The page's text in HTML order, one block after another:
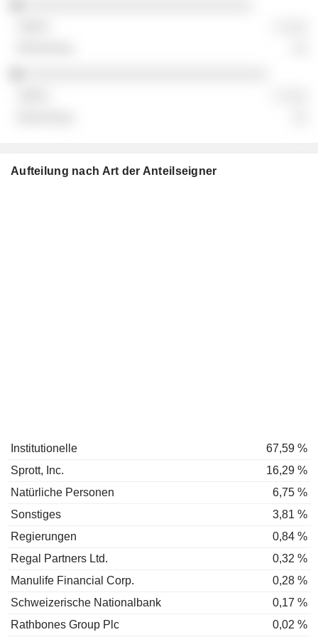
Aufteilung nach Art der Anteilseigner
Institutionelle
67,59 %
Sprott, Inc.
16,29 %
Natürliche Personen
6,75 %
Sonstiges
3,81 %
Regierungen
0,84 %
Regal Partners Ltd.
0,32 %
Manulife Financial Corp.
0,28 %
Schweizerische Nationalbank
0,17 %
Rathbones Group Plc
0,02 %